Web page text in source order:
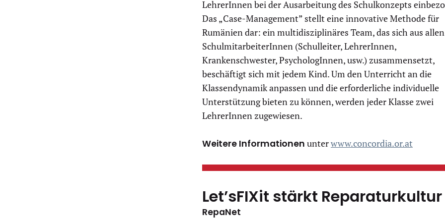
LehrerInnen bei der Ausarbeitung des Schulkonzepts
Das „Case-Management” stellt eine innovative Methode für
Rumänien dar: ein multidisziplinäres Team, das sich aus allen
SchulmitarbeiterInnen (Schulleiter, LehrerInnen,
Krankenschwester, PsychologInnen, usw.) zusammensetzt,
beschäftigt sich mit jedem Kind. Um den Unterricht an die
Klassendynamik anpassen und die erforderliche individuelle
Unterstützung bieten zu können, werden jeder Klasse zwei
LehrerInnen zugewiesen.
Weitere Informationen unterwww.concordia.or.at
Let’sFIXit stärkt Reparaturkultur
RepaNet